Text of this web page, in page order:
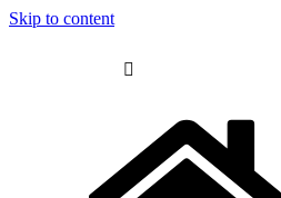
Skip to content